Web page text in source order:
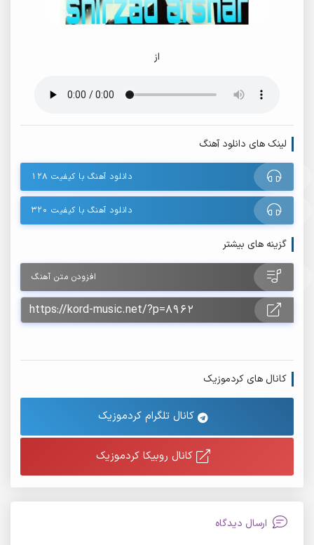
از
لینک های دانلود آهنگ
دانلود آهنگ با کیفیت ۱۲۸
دانلود آهنگ با کیفیت ۳۲۰
گزینه های بیشتر
افزودن متن آهنگ
کانال های کردموزیک
کانال تلگرام کردموزیک
کانال روبیکا کردموزیک
ارسال دیدگاه